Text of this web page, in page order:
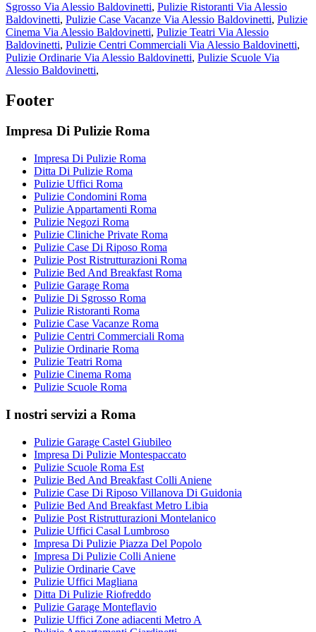
Sgrosso Via Alessio Baldovinetti, Pulizie Ristoranti Via Alessio
Baldovinetti, Pulizie Case Vacanze Via Alessio Baldovinetti, Pulizie
Cinema Via Alessio Baldovinetti, Pulizie Teatri Via Alessio
Baldovinetti, Pulizie Centri Commerciali Via Alessio Baldovinetti,
Pulizie Ordinarie Via Alessio Baldovinetti, Pulizie Scuole Via
Alessio Baldovinetti,
Footer
Impresa Di Pulizie Roma
Impresa Di Pulizie Roma
Ditta Di Pulizie Roma
Pulizie Uffici Roma
Pulizie Condomini Roma
Pulizie Appartamenti Roma
Pulizie Negozi Roma
Pulizie Cliniche Private Roma
Pulizie Case Di Riposo Roma
Pulizie Post Ristrutturazioni Roma
Pulizie Bed And Breakfast Roma
Pulizie Garage Roma
Pulizie Di Sgrosso Roma
Pulizie Ristoranti Roma
Pulizie Case Vacanze Roma
Pulizie Centri Commerciali Roma
Pulizie Ordinarie Roma
Pulizie Teatri Roma
Pulizie Cinema Roma
Pulizie Scuole Roma
I nostri servizi a Roma
Pulizie Garage Castel Giubileo
Impresa Di Pulizie Montespaccato
Pulizie Scuole Roma Est
Pulizie Bed And Breakfast Colli Aniene
Pulizie Case Di Riposo Villanova Di Guidonia
Pulizie Bed And Breakfast Metro Libia
Pulizie Post Ristrutturazioni Montelanico
Pulizie Uffici Casal Lumbroso
Impresa Di Pulizie Piazza Del Popolo
Impresa Di Pulizie Colli Aniene
Pulizie Ordinarie Cave
Pulizie Uffici Magliana
Ditta Di Pulizie Riofreddo
Pulizie Garage Monteflavio
Pulizie Uffici Zone adiacenti Metro A